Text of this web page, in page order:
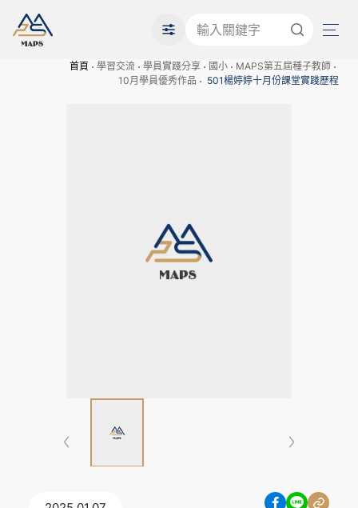
首頁 學習交流 學員實踐分享 國小
MAPS第五屆種子教師
10月學員優秀作品
501楊婷婷十月份課堂實踐歷程